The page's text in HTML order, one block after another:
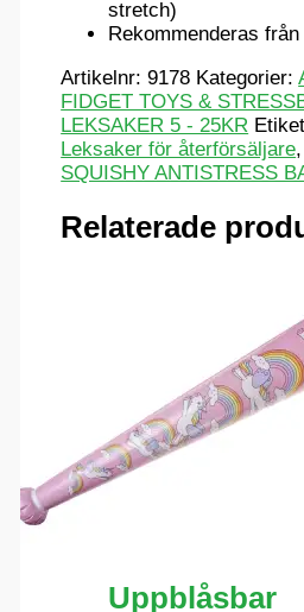
stretch)
Rekommenderas
Artikelnr:9178 Kategorier:
FIDGET TOYS &
LEKSAKER 5 - 25KR
Leksaker för återförsäljare,
SQUISHY ANTISTRESS
Relaterade
Uppblåsbar